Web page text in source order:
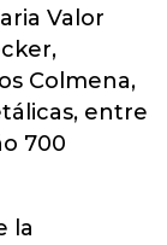
Valor
Colmena,
entre
700
la